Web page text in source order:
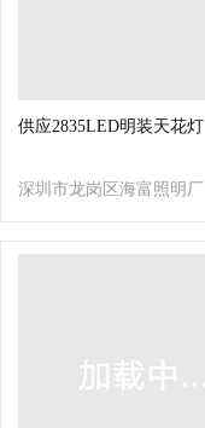
供应2835LED明装天花灯
深圳市龙岗区海富照明厂